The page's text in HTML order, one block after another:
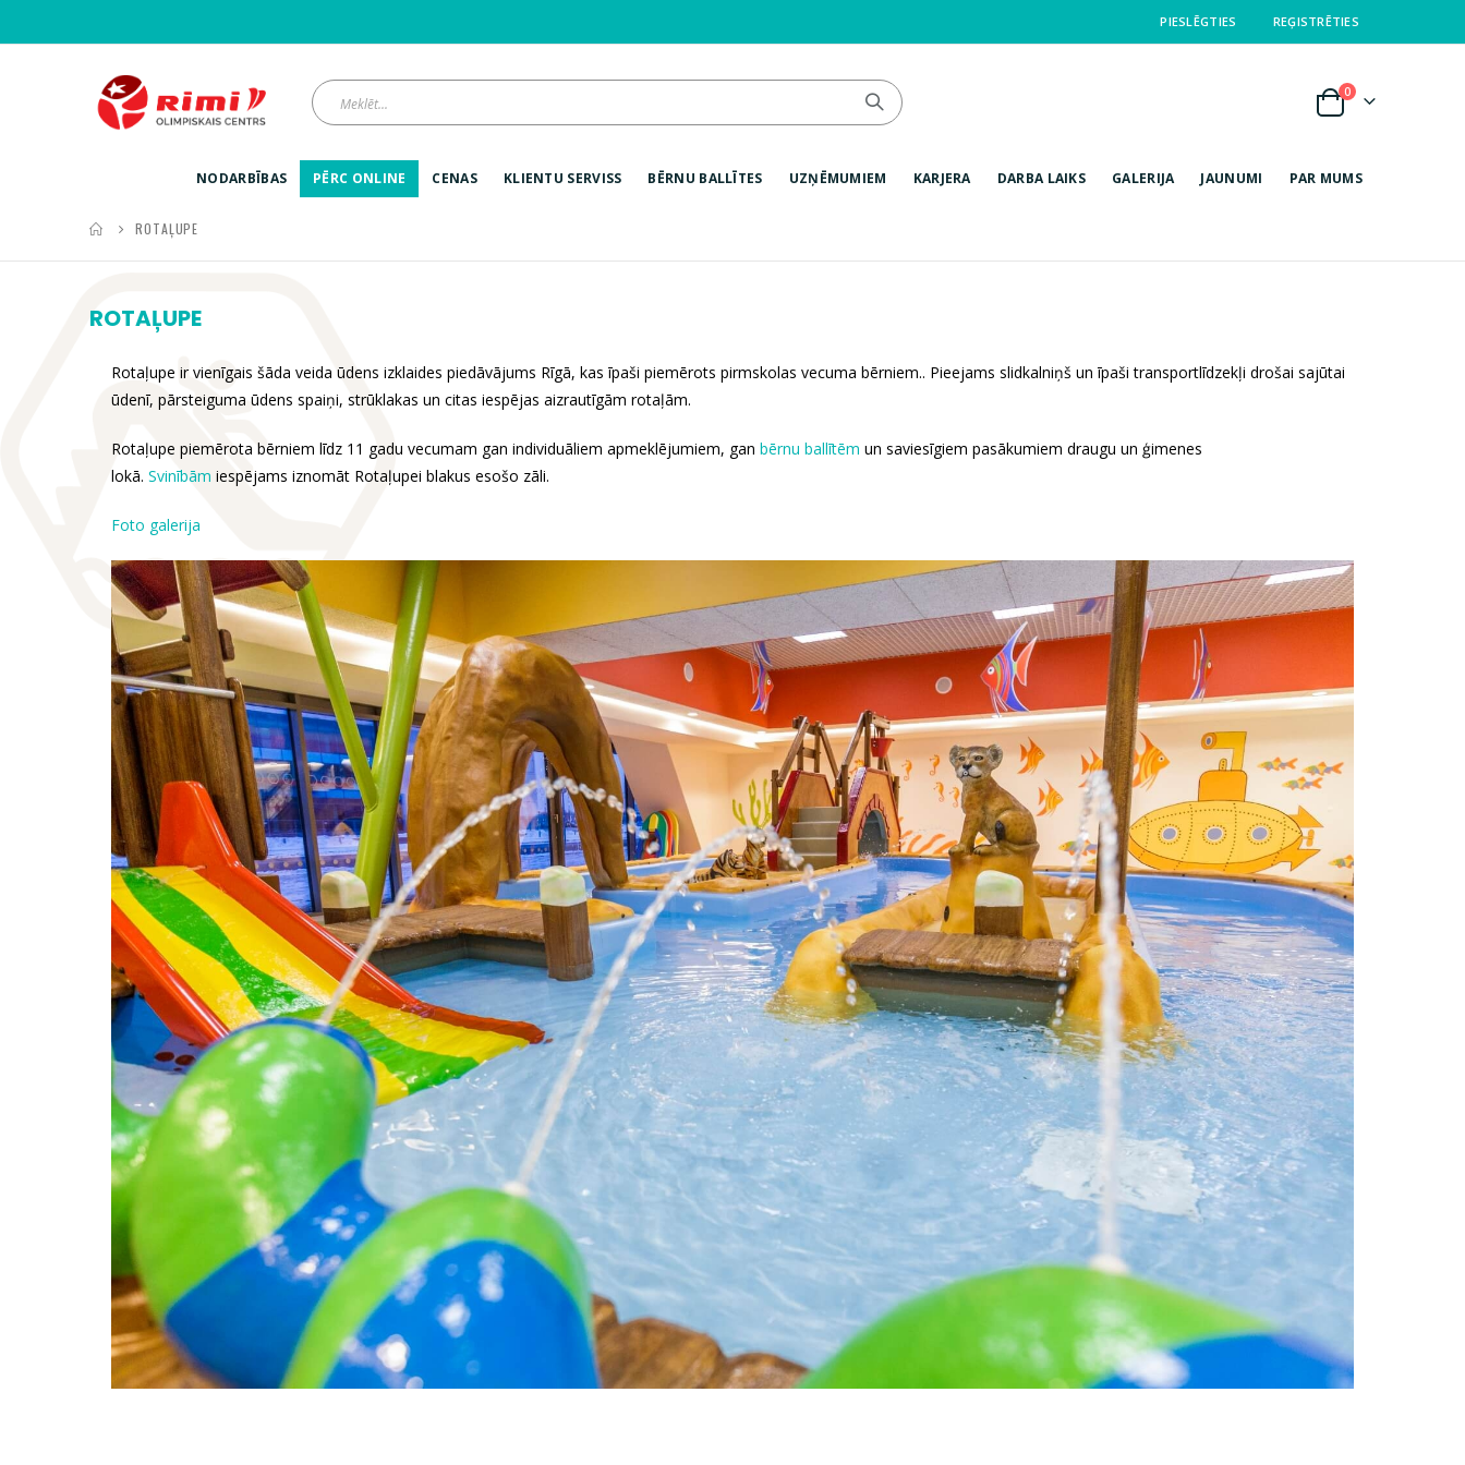
PIESLĒGTIES REĢISTRĒTIES
Cart
0items
NODARBĪBAS PĒRC ONLINE CENAS KLIENTU SERVISS BĒRNU BALLĪTES UZŅĒMUMIEM KARJERA DARBA LAIKS GALERIJA JAUNUMI PAR MUMS
ROTAĻUPE
ROTAĻUPE
Rotaļupe ir vienīgais šāda veida ūdens izklaides piedāvājums Rīgā, kas īpaši piemērots pirmskolas vecuma bērniem.. Pieejams slidkalniņš un īpaši transportlīdzekļi drošai sajūtai
ūdenī, pārsteiguma ūdens spaiņi, strūklakas un citas iespējas aizrautīgām rotaļām.
Rotaļupe piemērota bērniem līdz 11 gadu vecumam gan individuāliem apmeklējumiem, gan bērnu ballītēm un saviesīgiem pasākumiem draugu un ģimenes
lokā. Svinībām iespējams iznomāt Rotaļupei blakus esošo zāli.
Foto galerija